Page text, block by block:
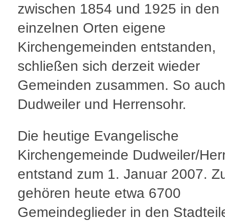
zwischen 1854 und 1925 in den
einzelnen Orten eigene
Kirchengemeinden entstanden,
schließen sich derzeit wieder
Gemeinden zusammen. So
Dudweiler und Herrensohr.
Die heutige Evangelische
Kirchengemeinde Dudweiler/
entstand zum 1. Januar 2007.
gehören heute etwa 6700
Gemeindeglieder in den